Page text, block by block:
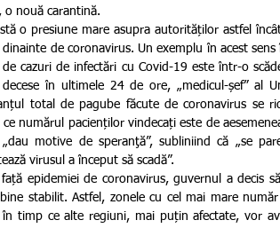
o nouă carantină.
de coronavirus. Un exemplu în acest
cazuri de infectări cu Covid-19 este într-o
în ultimele 24 de ore, „medicul-șef” al
total de pagube făcute de coronavirus se
numărul pacienților vindecați este de
motive de speranţă”, subliniind că „se
virusul a început să scadă”.
stabilit. Astfel, zonele cu cel mai mare
în timp ce alte regiuni, mai puțin afectate, vor